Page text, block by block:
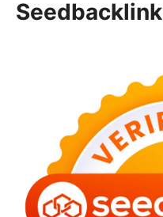
Seedbacklink